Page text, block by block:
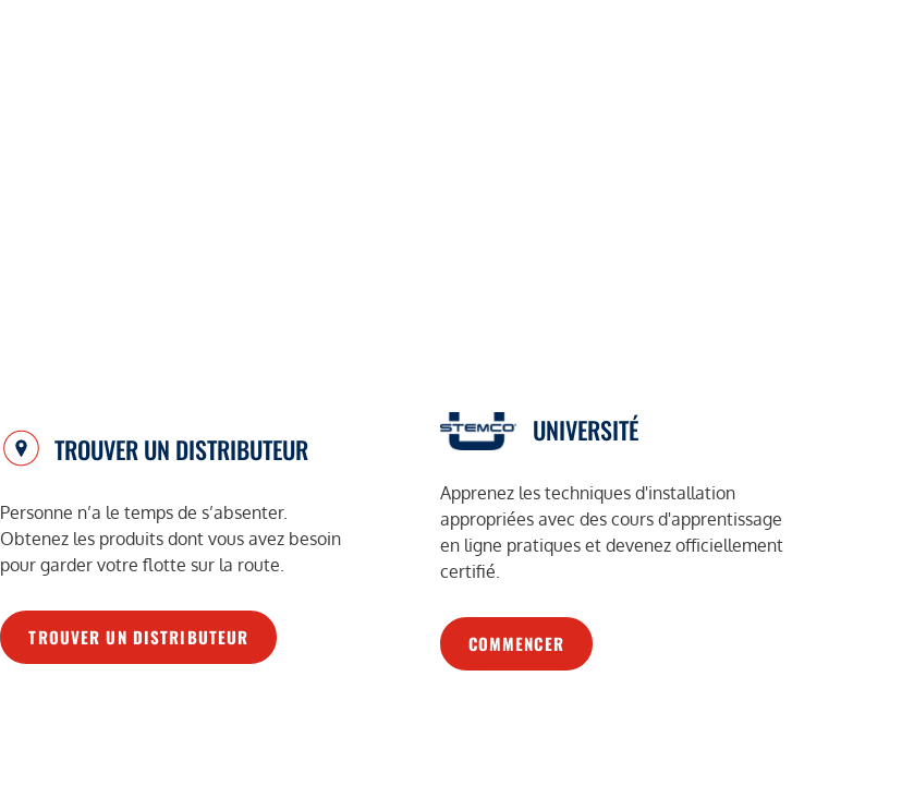
TROUVER UN DISTRIBUTEUR
Personne n’a le temps de s’absenter.
Obtenez les produits dont vous avez besoin
pour garder votre flotte sur la route.
TROUVER UN DISTRIBUTEUR
UNIVERSITÉ
Apprenez les techniques d'installation
appropriées avec des cours d'apprentissage
en ligne pratiques et devenez officiellement
certifié.
COMMENCER